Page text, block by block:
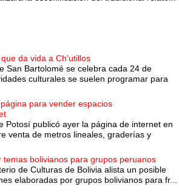
da vida a Ch'utillos
San Bartolomé se celebra cada 24 de
culturales se suelen programar para
para vender espacios
Potosí publicó ayer la página de internet en
venta de metros lineales, graderías y
temas bolivianos para grupos peruanos
de Culturas de Bolivia alista un posible
elaboradas por grupos bolivianos para fr...